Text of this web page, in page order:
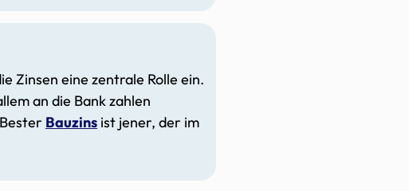
Zinsen eine zentrale Rolle ein.
an die Bank zahlen
Bauzins ist jener, der im